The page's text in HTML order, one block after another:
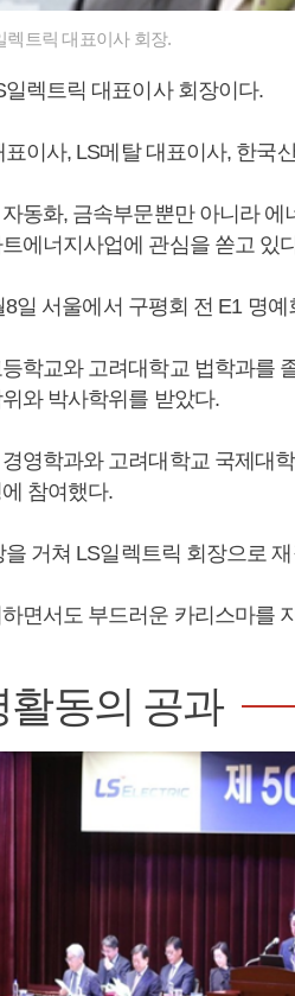
렉트릭 대표이사 회장.
일렉트릭 대표이사 회장이다.
표이사, LS메탈 대표이사, 한국
동화, 금속부문뿐만 아니라
에너지사업에 관심을 쏟고 있
8일 서울에서 구평회 전 E1 명
학교와 고려대학교 법학과를
와 박사학위를 받았다.
영학과와 고려대학교 국제대
참여했다.
을 거쳐 LS일렉트릭 회장으로
면서도 부드러운 카리스마를
활동의 공과